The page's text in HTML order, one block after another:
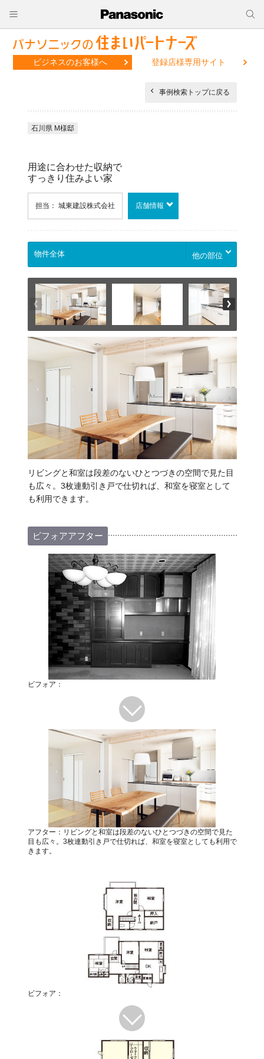
ビジネスのお客様へ 登録店様専用サイト
事例検索トップに戻る
石川県 M様邸
用途に合わせた収納で
すっきり住みよい家
担当： 城東建設株式会社 店舗情報
他の部位
リビングと和室は段差のないひとつづきの空間で見た目
も広々。3枚連動引き戸で仕切れば、和室を寝室として
も利用できます。
ビフォアアフター
ビフォア：
アフター：リビングと和室は段差のないひとつづきの空間で見た
目も広々。3枚連動引き戸で仕切れば、和室を寝室としても利用で
きます。
ビフォア：